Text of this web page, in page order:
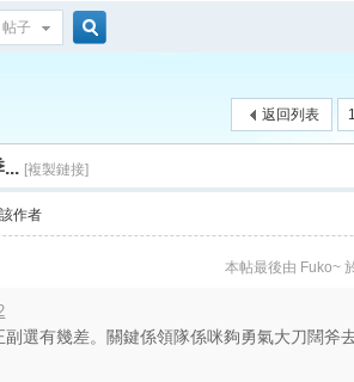
帖子
索
返回列表
... [複製鏈接]
作者
本帖最後由 Fuko~
選有幾差。關鍵係領隊係咪夠勇氣大刀闊斧